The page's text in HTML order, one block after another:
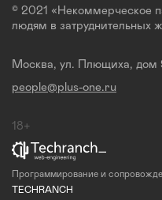
© 2021 «Некоммерческое
людям в затруднительных
Москва, ул. Плющиха, дом
people@plus-one.ru
18+
Программирование и
TECHRANCH